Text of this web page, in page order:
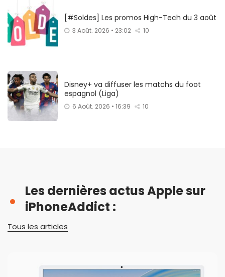
[#Soldes] Les promos High-Tech du 3 août
3 Août. 2026 • 23:02 10
Disney+ va diffuser les matchs du foot
espagnol (Liga)
6 Août. 2026 • 16:39 10
Les dernières actus Apple sur
iPhoneAddict :
Tous les articles